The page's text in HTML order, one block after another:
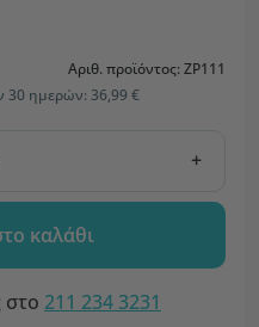
Αριθ. προϊόντος: ZP111
30 ημερών: 36,99 €
+
καλάθι
στο 211 234 3231